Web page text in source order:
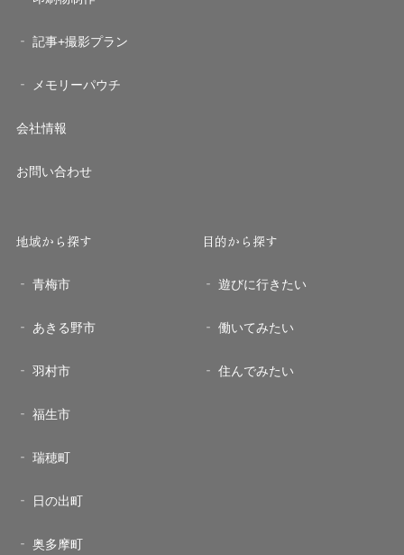
記事+撮影プラン
メモリーパウチ
会社情報
お問い合わせ
地域から探す
青梅市
あきる野市
羽村市
福生市
瑞穂町
日の出町
奥多摩町
目的から探す
遊びに行きたい
働いてみたい
住んでみたい